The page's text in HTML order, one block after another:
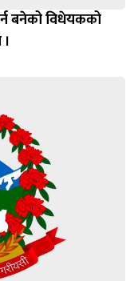
बनेको विधेयकको